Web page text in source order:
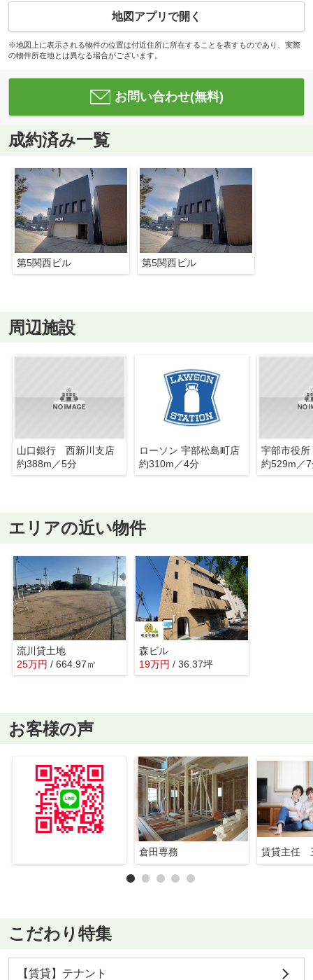
地図アプリで開く
※地図上に表示される物件の位置は付近住所に所在することを表すものであり、実際
の物件所在地とは異なる場合がございます。
お問い合わせ(無料)
成約済み一覧
第5関西ビル 第5関西ビル
周辺施設
山口銀行 西新川支店
約388m／5分
ローソン 宇部松島町店
約310m／4分
宇部市役所
約529m／
エリアの近い物件
流川貸土地
25万円 / 664.97㎡
森ビル
19万円 / 36.37坪
お客様の声
倉田専務 賃貸主任
こだわり特集
【賃貸】テナント